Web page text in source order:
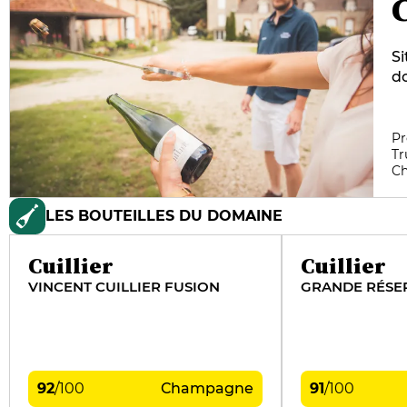
a
LES BOUTEILLES DU DOMAINE
Cuillier
VINCENT CUILLIER FUSION
92/100 Champagne
Cuillier
GRANDE
91/100